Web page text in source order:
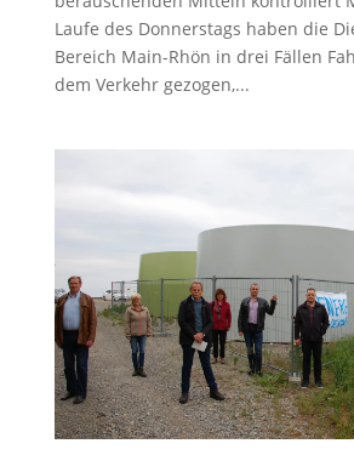
Laufe des Donnerstags haben die
Bereich Main-Rhön in drei Fällen
dem Verkehr gezogen,...